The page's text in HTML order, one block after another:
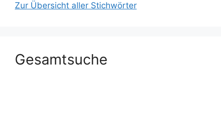
Zur Übersicht aller Stichwörter
Gesamtsuche